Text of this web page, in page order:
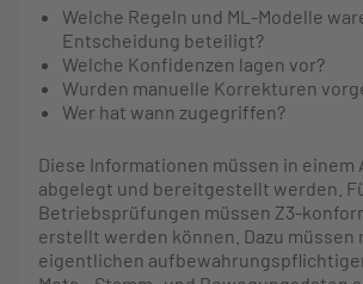
Welche Regeln und ML-Modelle
Entscheidung beteiligt?
Welche Konfidenzen lagen vor?
Wurden manuelle Korrekturen
Wer hat wann zugegriffen?
Diese Informationen müssen in einem
abgelegt und bereitgestellt werden.
Betriebsprüfungen müssen Z3-
erstellt werden können. Dazu müssen
eigentlichen